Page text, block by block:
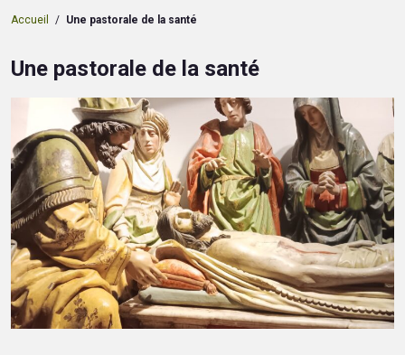
Accueil / Une pastorale de la santé
Une pastorale de la santé